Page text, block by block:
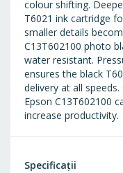
colour shifting.
T6021 ink cartridge
smaller details
C13T602100 photo
water resistant.
ensures the black
delivery at all
Epson C13T602100
increase productivity.
Specificații